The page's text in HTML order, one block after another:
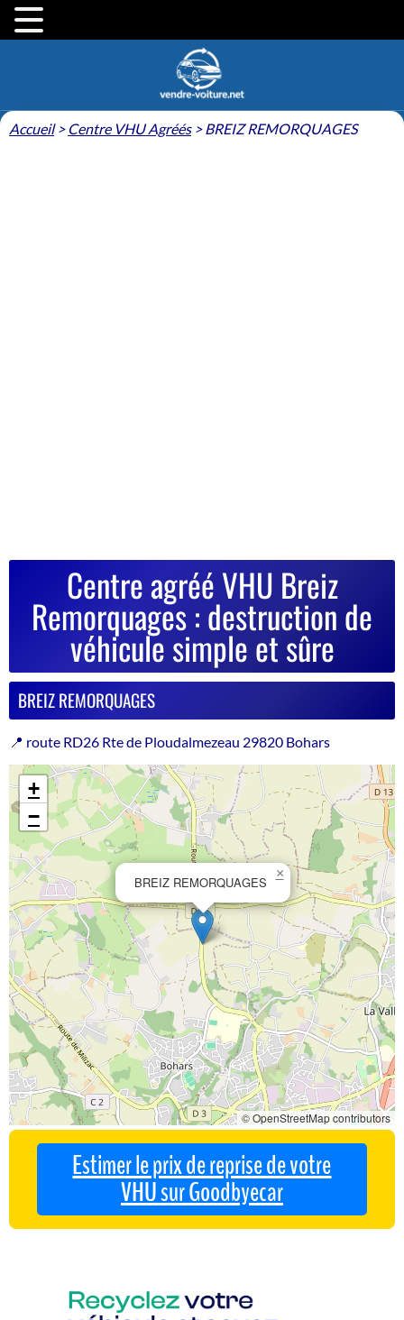
Accueil> Centre VHU Agréés> BREIZ REMORQUAGES
Centre agréé VHU Breiz
Remorquages : destruction de
véhicule simple et sûre
BREIZ REMORQUAGES
📍 route RD26 Rte de Ploudalmezeau 29820 Bohars
BREIZ REMORQUAGES
×
+
−
© OpenStreetMap contributors
Estimer le prix de reprise de votre
VHU sur Goodbyecar